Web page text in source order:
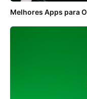
Melhores Apps para